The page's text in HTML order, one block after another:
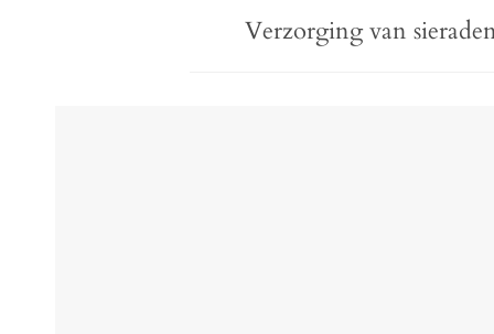
Verzorging van